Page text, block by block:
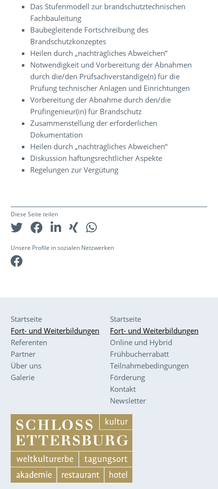
Das Stufenmodell zur brandschutztechnischen
Fachbauleitung
Baubegleitende Fortschreibung des
Brandschutzkonzeptes
Heilen durch „nachträgliches Abweichen“
Notwendigkeit und Vorbereitung der Abnahmen
durch die/den Prüfsachverständige(n) für die
Prüfung technischer Anlagen und Einrichtungen
Vorbereitung der Abnahme durch den/die
Prüfingenieur(in) für Brandschutz
Zusammenstellung der erforderlichen
Dokumentation
Heilen durch „nachträgliches Abweichen“
Diskussion haftungsrechtlicher Aspekte
Regelungen zur Vergütung
Diese Seite teilen
Unsere Profile in sozialen Netzwerken
Startseite
Fort- und Weiterbildungen
Referenten
Partner
Über uns
Galerie
Startseite
Fort- und Weiterbildungen
Online und Hybrid
Frühbucherrabatt
Teilnahmebedingungen
Förderung
Kontakt
Newsletter